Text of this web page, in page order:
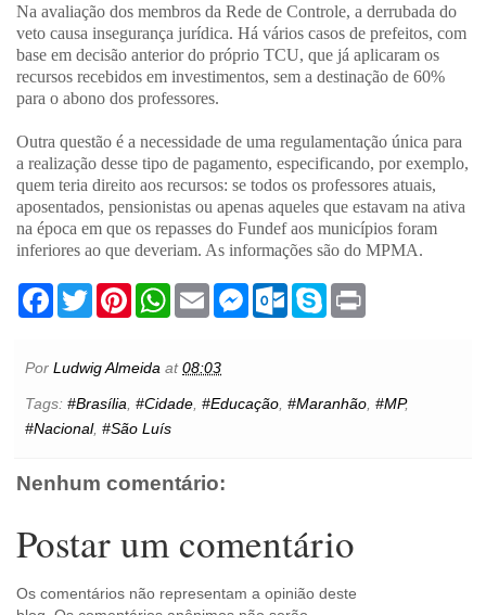
Na avaliação dos membros da Rede de Controle, a derrubada do
veto causa insegurança jurídica. Há vários casos de prefeitos, com
base em decisão anterior do próprio TCU, que já aplicaram os
recursos recebidos em investimentos, sem a destinação de 60%
para o abono dos professores.
Outra questão é a necessidade de uma regulamentação única para
a realização desse tipo de pagamento, especificando, por exemplo,
quem teria direito aos recursos: se todos os professores atuais,
aposentados, pensionistas ou apenas aqueles que estavam na ativa
na época em que os repasses do Fundef aos municípios foram
inferiores ao que deveriam. As informações são do MPMA.
F
b
o
k
T
w
t
e
P
r
e
s
t
W
s
A
p
E
m
l
M
e
e
O
k
.
S
Por Ludwig Almeida at08:03
Tags: #Brasília #Cidade #Educação #Maranhão #MP,
#Nacional, #São Luís
Nenhum comentário:
Postar um comentário
Os comentários não representam a opinião deste